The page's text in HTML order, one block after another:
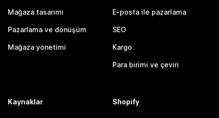
Mağaza tasarımı
Pazarlama ve dönüşüm
Mağaza yönetimi
E-posta ile pazarlama
SEO
Kargo
Para birimi ve çeviri
Kaynaklar Shopify